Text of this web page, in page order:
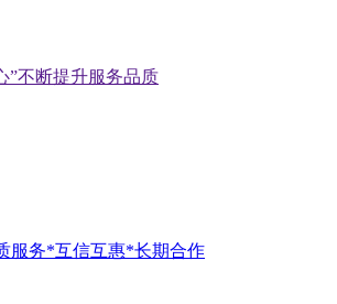
”不断提升服务品质
服务*互信互惠*长期合作